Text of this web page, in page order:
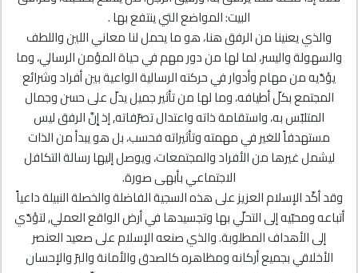
البيت: المواضع التي ينتفع بها .
والذي يعنينا من الرفق هنا، هو ما يحمل لنا معاني اللين واللطف
والسهولة واليسر، لما لها من دور مهم في حياة المؤمن الرسالي، وما
يؤدّيه من مهام وأدوار في حركته الرسالية الواعية بين أفراد وشرائع
المجتمع بكلّ أطيافه، وما لها من تأثير جميل يدلّ على حسن وجمال
المتلبّس به، واستقامة ذاته واعتدال تصرّفاته, إذ إِنَّ الرفق ليس
مستهدفاً للغير في مهمته وتأثيراته فحسب، بل هو يبدأ من الذات
ليشمل غيرها من الأفراد والمجتمعات، ويوصل إليها رسالة التكافل
الاجتماعي بأبهى صورة.
وقد أكّد الإسلام العزيز على هذه السجية الفاضلة والخصلة النبيلة داعياً
أتباعه ومحبّيه إلى التحلّي بها وتجسيدها في أرض الواقع العملي, لتؤدّي
إلى الأهداف المطلوبة. والذي صنعه الإسلام على صعيد العنصر
الأخلاقي بجميع أركانه ومظاهره كالصدق والأمانة والبرّ والإحسان